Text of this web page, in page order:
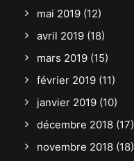
mai 2019 (12)
avril 2019 (18)
mars 2019 (15)
février 2019 (11)
janvier 2019 (10)
décembre 2018 (17)
novembre 2018 (18)